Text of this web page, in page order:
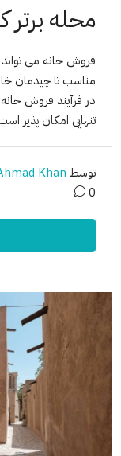
محله برتر
فروش خانه می تواند
مناسب تا چیدمان
در فرآیند فروش
تنهایی امکان پذیر
توسط Khan
0